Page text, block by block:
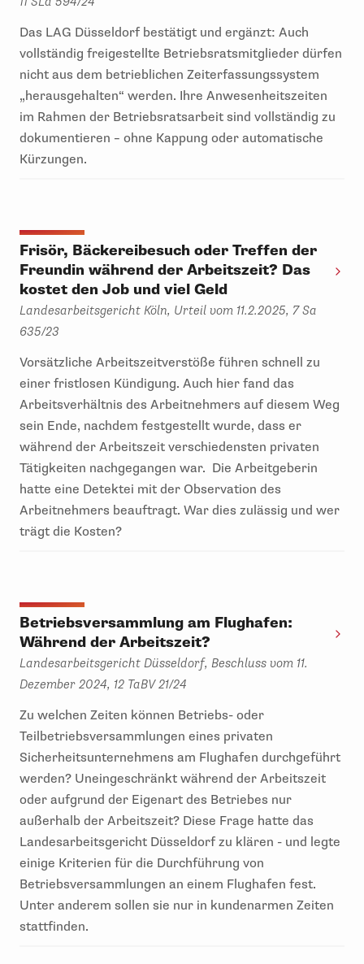
Das LAG Düsseldorf bestätigt und ergänzt: Auch
vollständig freigestellte Betriebsratsmitglieder dürfen
nicht aus dem betrieblichen Zeiterfassungssystem
„herausgehalten“ werden. Ihre Anwesenheitszeiten
im Rahmen der Betriebsratsarbeit sind vollständig zu
dokumentieren – ohne Kappung oder automatische
Kürzungen.
Frisör, Bäckereibesuch oder Treffen der
Freundin während der Arbeitszeit? Das
kostet den Job und viel Geld
Landesarbeitsgericht Köln, Urteil vom 11.2.2025, 7 Sa
635/23
Vorsätzliche Arbeitszeitverstöße führen schnell zu
einer fristlosen Kündigung. Auch hier fand das
Arbeitsverhältnis des Arbeitnehmers auf diesem Weg
sein Ende, nachdem festgestellt wurde, dass er
während der Arbeitszeit verschiedensten privaten
Tätigkeiten nachgegangen war. Die Arbeitgeberin
hatte eine Detektei mit der Observation des
Arbeitnehmers beauftragt. War dies zulässig und wer
trägt die Kosten?
Betriebsversammlung am Flughafen:
Während der Arbeitszeit?
Landesarbeitsgericht Düsseldorf, Beschluss vom 11.
Dezember 2024, 12 TaBV 21/24
Zu welchen Zeiten können Betriebs- oder
Teilbetriebsversammlungen eines privaten
Sicherheitsunternehmens am Flughafen durchgeführt
werden? Uneingeschränkt während der Arbeitszeit
oder aufgrund der Eigenart des Betriebes nur
außerhalb der Arbeitszeit? Diese Frage hatte das
Landesarbeitsgericht Düsseldorf zu klären - und legte
einige Kriterien für die Durchführung von
Betriebsversammlungen an einem Flughafen fest.
Unter anderem sollen sie nur in kundenarmen Zeiten
stattfinden.